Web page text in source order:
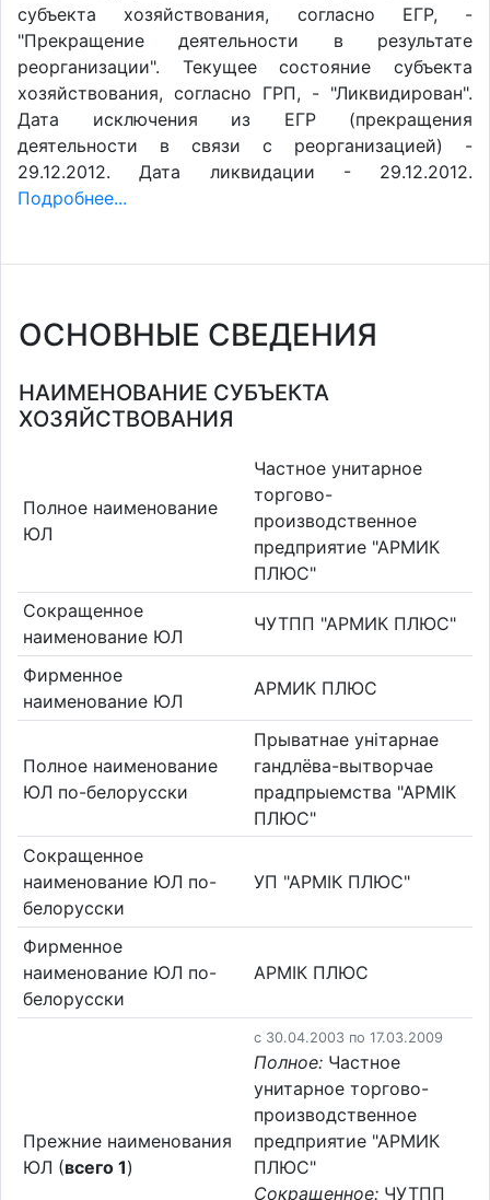
субъекта хозяйствования, согласно ЕГР, -
"Прекращение деятельности в результате
реорганизации". Текущее состояние субъекта
хозяйствования, согласно ГРП, - "Ликвидирован".
Дата исключения из ЕГР (прекращения
деятельности в связи с реорганизацией) -
29.12.2012. Дата ликвидации - 29.12.2012.
Подробнее...
ОСНОВНЫЕ СВЕДЕНИЯ
НАИМЕНОВАНИЕ СУБЪЕКТА
ХОЗЯЙСТВОВАНИЯ
Полное наименование
ЮЛ
Частное унитарное
торгово-
производственное
предприятие "АРМИК
ПЛЮС"
Сокращенное
наименование ЮЛ
ЧУТПП "АРМИК ПЛЮС"
Фирменное
наименование ЮЛ
АРМИК ПЛЮС
Полное наименование
ЮЛ по-белорусски
Прыватнае унітарнае
гандлёва-вытворчае
прадпрыемства "АРМІК
ПЛЮС"
Сокращенное
наименование ЮЛ по-
белорусски
УП "АРМІК ПЛЮС"
Фирменное
наименование ЮЛ по-
белорусски
АРМІК ПЛЮС
Прежние наименования
ЮЛ (всего 1)
c 30.04.2003 по 17.03.2009
Полное: Частное
унитарное торгово-
производственное
предприятие "АРМИК
ПЛЮС"
Сокращенное: ЧУТПП